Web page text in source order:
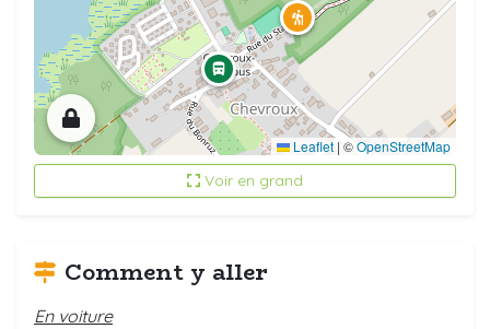
Leaflet | ©OpenStreetMap
Voir en grand
Comment y aller
En voiture